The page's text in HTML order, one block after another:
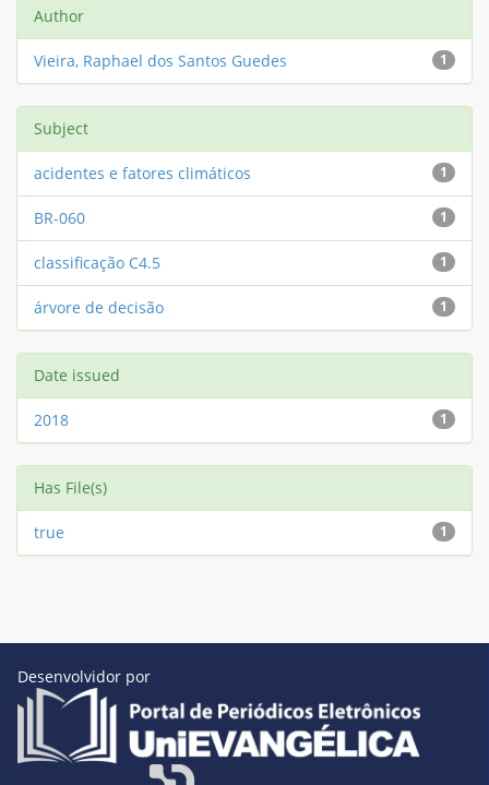
Author
1
Vieira, Raphael dos Santos Guedes
Subject
1
acidentes e fatores climáticos
1
BR-060
1
classificação C4.5
1
árvore de decisão
Date issued
1
2018
Has File(s)
1
true
Desenvolvidor por